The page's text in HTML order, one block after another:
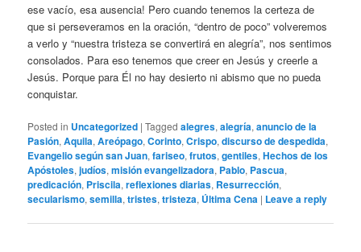
ese vacío, esa ausencia! Pero cuando tenemos la certeza de
que si perseveramos en la oración, “dentro de poco” volveremos
a verlo y “nuestra tristeza se convertirá en alegría”, nos sentimos
consolados. Para eso tenemos que creer en Jesús y creerle a
Jesús. Porque para Él no hay desierto ni abismo que no pueda
conquistar.
Posted in Uncategorized |Tagged alegres,alegría,anuncio de la
Pasión,Aquila,Areópago,Corinto,Crispo,discurso de despedida,
Evangelio según san Juan,fariseo,frutos,gentiles,Hechos de los
Apóstoles,judíos,misión evangelizadora, Pablo, Pascua,
predicación, Priscila,reflexiones diarias, Resurrección,
secularismo,semilla,tristes,tristeza, Última Cena | Leave a reply